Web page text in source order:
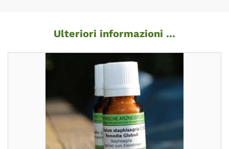
Ulteriori informazioni ...